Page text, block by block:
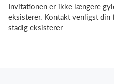
Funktioner
Kalender
Invitationen er ikke længere
eksisterer. Kontakt venligst
stadig eksisterer